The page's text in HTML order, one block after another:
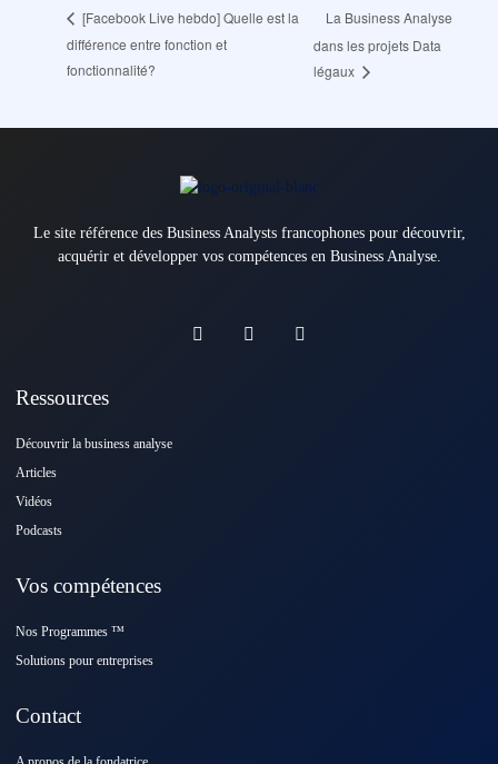
[Facebook Live hebdo] Quelle est la
différence entre fonction et
fonctionnalité?
La Business Analyse
dans les projets Data
légaux
Le site référence des Business Analysts francophones pour découvrir,
acquérir et développer vos compétences en Business Analyse.
Ressources
Découvrir la business analyse
Articles
Vidéos
Podcasts
Vos compétences
Nos Programmes ™️
Solutions pour entreprises
Contact